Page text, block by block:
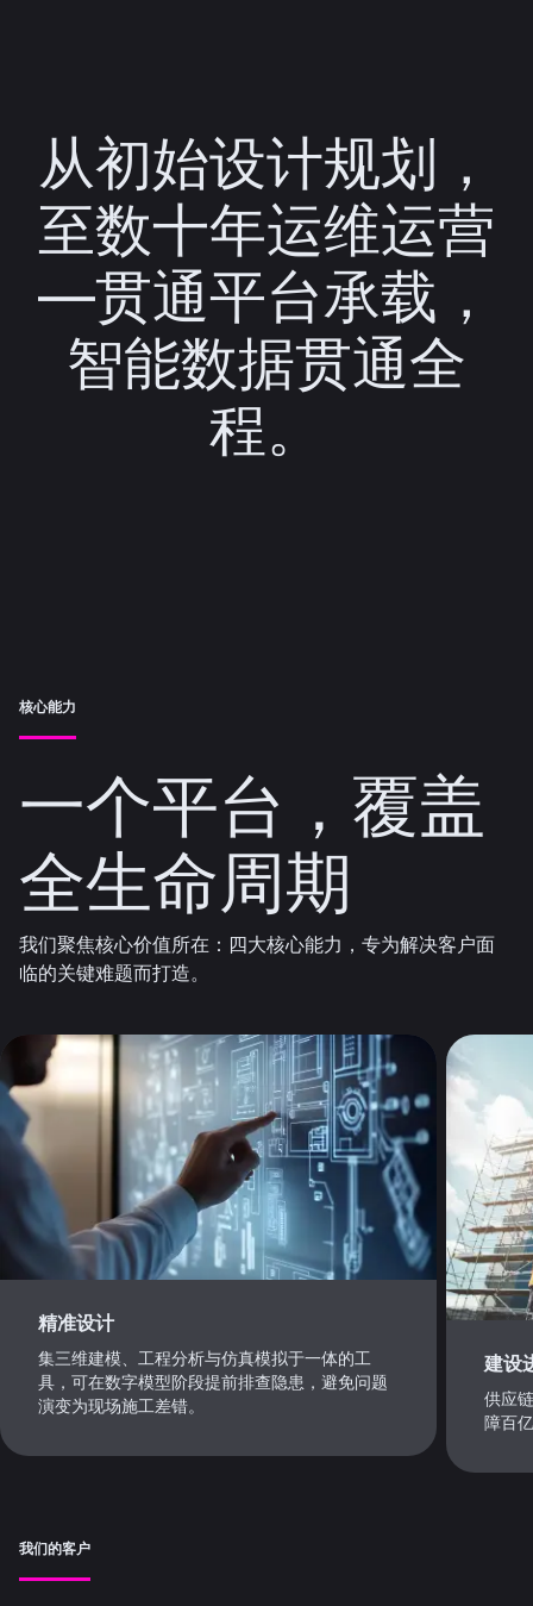
从初始设计规划，
至数十年运维运营
—贯通平台承载，
智能数据贯通全
程。
核心能力
一个平台，覆盖
全生命周期
我们聚焦核心价值所在：四大核心能力，专为解决客户面
临的关键难题而打造。
精准设计
集三维建模、工程分析与仿真模拟于一体的工
具，可在数字模型阶段提前排查隐患，避免问题
演变为现场施工差错。
建设
供应
障百
我们的客户